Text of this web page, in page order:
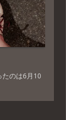
たのは6月10